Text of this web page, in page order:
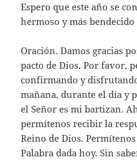
Espero que este año se
hermoso y más
Oración. Damos gracias
pacto de Dios. Por favor,
confirmando y
mañana, durante el día y
el Señor es mi bartizan.
permítenos recibir la
Reino de Dios.
Palabra dada hoy. Sin